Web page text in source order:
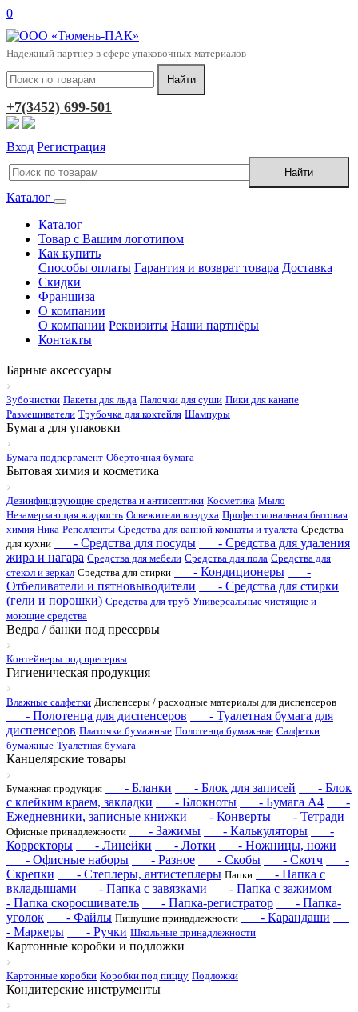
0
Надежный партнер в сфере упаковочных материалов
+7(3452) 699-501
Вход Регистрация
Каталог
Каталог
Товар с Вашим логотипом
Как купить
Способы оплаты Гарантия и возврат товара Доставка
Скидки
Франшиза
О компании
О компании Реквизиты Наши партнёры
Контакты
Барные аксессуары
Зубочистки Пакеты для льда Палочки для суши Пики для канапе
Размешиватели Трубочка для коктейля Шампуры
Бумага для упаковки
Бумага подпергамент Оберточная бумага
Бытовая химия и косметика
Дезинфицирующие средства и антисептики Косметика Мыло
Незамерзающая жидкость Освежители воздуха Профессиональная бытовая
химия Ника Репелленты Средства для ванной комнаты и туалета Средства
для кухни
- Средства для посуды
- Средства для удаления
жира и нагара Средства для мебели Средства для пола Средства для
стекол и зеркал Средства для стирки - Кондиционеры
-
Отбеливатели и пятновыводители
- Средства для стирки
(гели и порошки) Средства для труб Универсальные чистящие и
моющие средства
Ведра / банки под пресервы
Контейнеры под пресервы
Гигиеническая продукция
Влажные салфетки Диспенсеры / расходные материалы для диспенсеров
- Полотенца для диспенсеров
- Туалетная бумага для
диспенсеров Платочки бумажные Полотенца бумажные Салфетки
бумажные Туалетная бумага
Канцелярские товары
Бумажная продукция - Бланки - Блок для записей
- Блок
с клейким краем, закладки
- Блокноты - Бумага А4
-
Ежедневники, записные книжки
- Конверты - Тетради
Офисные принадлежности - Зажимы - Калькуляторы
-
Корректоры
- Линейки - Лотки
- Ножницы, ножи
- Офисные наборы
- Разное - Скобы - Скотч
-
Скрепки
- Степлеры, антистеплеры Папки
- Папка с
вкладышами
- Папка с завязками
- Папка с зажимом
- Папка скоросшиватель
- Папка-регистратор
- Папка-
уголок
- Файлы Пишущие принадлежности
- Карандаши
- Маркеры
- Ручки Школьные принадлежности
Картонные коробки и подложки
Картонные коробки Коробки под пиццу Подложки
Кондитерские инструменты